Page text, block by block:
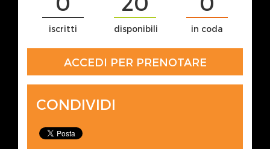
iscritti disponibili in coda
ACCEDI PER PRENOTARE
CONDIVIDI